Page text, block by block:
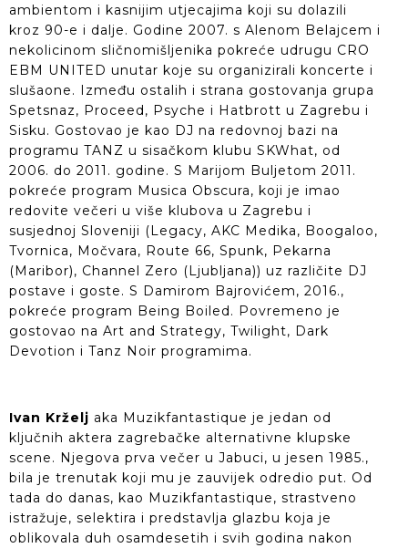
ambientom i kasnijim utjecajima koji su dolazili
kroz 90-e i dalje. Godine 2007. s Alenom Belajcem i
nekolicinom sličnomišljenika pokreće udrugu CRO
EBM UNITED unutar koje su organizirali koncerte i
slušaone. Između ostalih i strana gostovanja grupa
Spetsnaz, Proceed, Psyche i Hatbrott u Zagrebu i
Sisku. Gostovao je kao DJ na redovnoj bazi na
programu TANZ u sisačkom klubu SKWhat, od
2006. do 2011. godine. S Marijom Buljetom 2011.
pokreće program Musica Obscura, koji je imao
redovite večeri u više klubova u Zagrebu i
susjednoj Sloveniji (Legacy, AKC Medika, Boogaloo,
Tvornica, Močvara, Route 66, Spunk, Pekarna
(Maribor), Channel Zero (Ljubljana)) uz različite DJ
postave i goste. S Damirom Bajrovićem, 2016.,
pokreće program Being Boiled. Povremeno je
gostovao na Art and Strategy, Twilight, Dark
Devotion i Tanz Noir programima.
Ivan Krželj aka Muzikfantastique je jedan od
ključnih aktera zagrebačke alternativne klupske
scene. Njegova prva večer u Jabuci, u jesen 1985.,
bila je trenutak koji mu je zauvijek odredio put. Od
tada do danas, kao Muzikfantastique, strastveno
istražuje, selektira i predstavlja glazbu koja je
oblikovala duh osamdesetih i svih godina nakon